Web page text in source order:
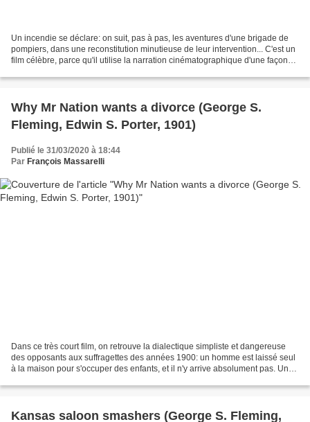
Un incendie se déclare: on suit, pas à pas, les aventures d'une brigade de
pompiers, dans une reconstitution minutieuse de leur intervention... C'est un
film célèbre, parce qu'il utilise la narration cinématographique d'une façon
Why Mr Nation wants a divorce (George S.
Fleming, Edwin S. Porter, 1901)
Publié le 31/03/2020 à 18:44
Par François Massarelli
Dans ce très court film, on retrouve la dialectique simpliste et dangereuse
des opposants aux suffragettes des années 1900: un homme est laissé seul
à la maison pour s'occuper des enfants, et il n'y arrive absolument pas. Un
Kansas saloon smashers (George S. Fleming,